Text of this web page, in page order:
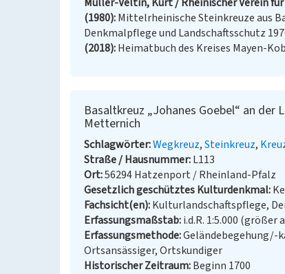
(1980) Mittelrheinische Steinkreuze aus
Denkmalpflege und Landschaftsschutz
(2018) Heimatbuch des Kreises Mayen-
Basaltkreuz „Johanes Goebel“ an
Metternich
Schlagwörter Wegkreuz Steinkreuz
Straße / Hausnummer L113
Ort 56294 Hatzenport / Rheinland-Pfalz
Gesetzlich geschütztes Kulturdenkmal
Fachsicht(en) Kulturlandschaftspflege,
Erfassungsmaßstab i.d.R. 1:5.000 (größer
Erfassungsmethode Geländebegehung/-
Ortsansässiger, Ortskundiger
Historischer Zeitraum Beginn 1700